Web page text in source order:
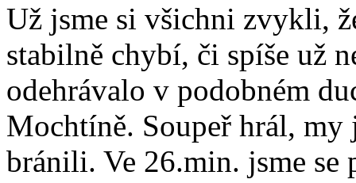
Už jsme si všichni zvykli,
stabilně chybí, či spíše už
odehrávalo v podobném
Mochtíně. Soupeř hrál, my
bránili. Ve 26.min. jsme